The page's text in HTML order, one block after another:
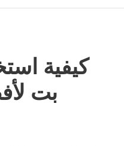
كيفية
بت